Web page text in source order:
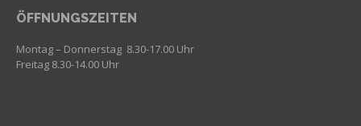
ÖFFNUNGSZEITEN
Montag – Donnerstag 8.30-17.00 Uhr
Freitag 8.30-14.00 Uhr